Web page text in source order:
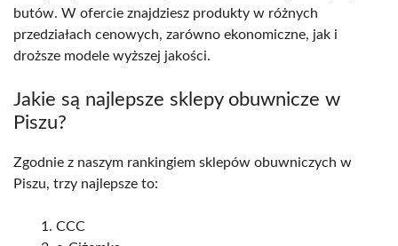
butów. W ofercie znajdziesz produkty w różnych
przedziałach cenowych, zarówno ekonomiczne, jak i
droższe modele wyższej jakości.
Jakie są najlepsze sklepy obuwnicze w
Piszu?
Zgodnie z naszym rankingiem sklepów obuwniczych w
Piszu, trzy najlepsze to:
CCC